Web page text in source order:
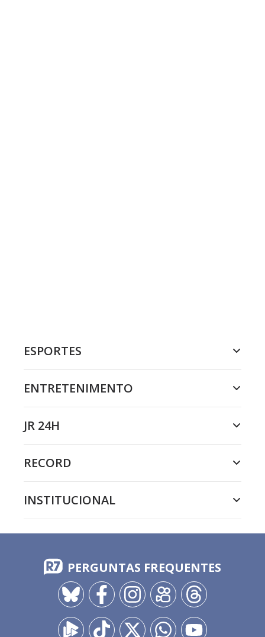
ESPORTES
ENTRETENIMENTO
JR 24H
RECORD
INSTITUCIONAL
PERGUNTAS FREQUENTES